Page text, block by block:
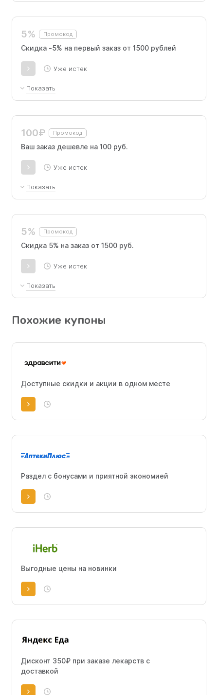
на сайте.
5% Промокод
Скидка -5% на первый заказ от 1500 рублей
Уже истек
Показать
на сайте.
100₽ Промокод
Ваш заказ дешевле на 100 руб.
Уже истек
Показать
приложении.
5% Промокод
Скидка 5% на заказ от 1500 руб.
Уже истек
Показать
Похожие купоны
Доступные скидки и акции в одном месте
Раздел с бонусами и приятной экономией
Выгодные цены на новинки
Дисконт 350₽ при заказе лекарств с
доставкой